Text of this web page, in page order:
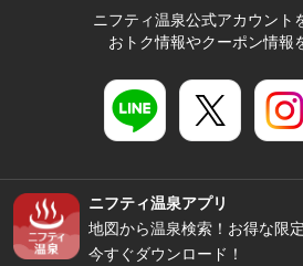
ニフティ温泉公式アカウント
おトク情報やクーポン情報
ニフティ温泉アプリ
地図から温泉検索！お得な限
今すぐダウンロード！